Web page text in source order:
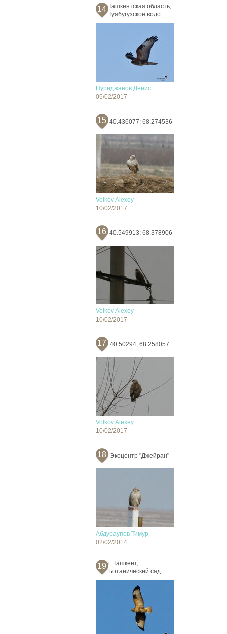
14 Ташкентская область,
Туябугузское водо
Нуриджанов Денис
05/02/2017
15 40.436077; 68.274536
Volkov Alexey
10/02/2017
16 40.549913; 68.378906
Volkov Alexey
10/02/2017
17 40.50294; 68.258057
Volkov Alexey
10/02/2017
18 Экоцентр "Джейран"
Абдураупов Тимур
02/02/2014
19 г. Ташкент,
Ботанический сад